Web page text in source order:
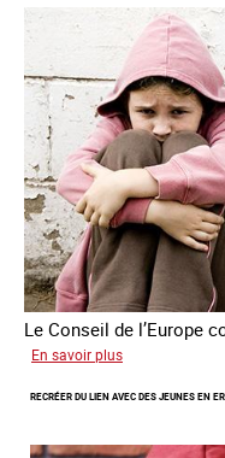
victimes
de
traite
des
êtres
humains
Le Conseil de l’Europe
En savoir plus
forcé
d’Ukraine
RECRÉER DU LIEN AVEC DES JEUNES EN